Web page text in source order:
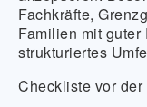
Fachkräfte,
Familien mit
strukturiertes
Checkliste vor